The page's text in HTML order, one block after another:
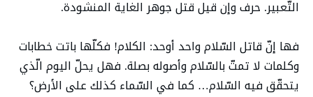
التّعبير. حرف وإن قيل قتل جوهر الغاية المنشودة.
فها إنّ قاتل السّلام واحد أوحد: الكلام! فكلّها باتت خطابات
وكلمات لا تمتّ بالسّلام وأصوله بصلة. فهل يحلّ اليوم الّذي
يتحقّق فيه السّلام… كما في السّماء كذلك على الأرض؟